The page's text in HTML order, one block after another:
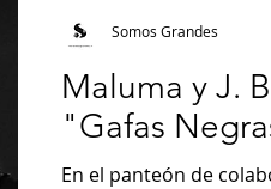
Maluma y J.
"Gafas
En el panteón de
Somos Grandes